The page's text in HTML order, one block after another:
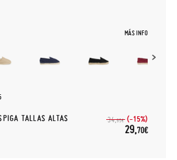
MÁS INFO
TALLAS ALTAS
34,95€ (-15%)
29,70€